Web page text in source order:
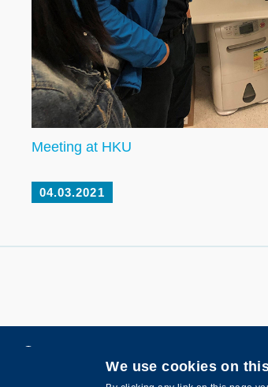
Meeting at HKU
04.03.2021
Contact Us
We use cookies on